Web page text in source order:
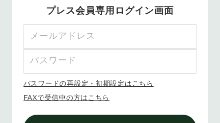
プレス会員専用ログイン画面
パスワードの再設定・初期設定はこちら
FAXで受信中の方はこちら